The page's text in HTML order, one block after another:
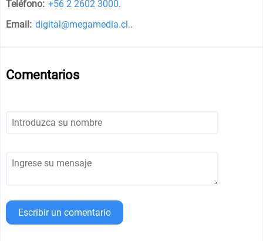
Teléfono: +56 2 2602 3000.
Email: digital@megamedia.cl..
Comentarios
Escribir un comentario